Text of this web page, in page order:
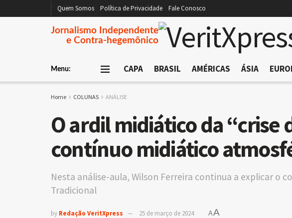
Quem Somos Política de Privacidade Fale Conosco
Jornalismo Independente
e Contra-hegemônico
Menu: CAPA BRASIL AMÉRICAS ÁSIA
Home COLUNAS ANÁLISE
O ardil midiático da “crise
contínuo midiático
Nesta análise-aula, Wilson Ferreira continua a explicar o
Tradicional
by Redação VeritXpress 25 de março de 2024 AA